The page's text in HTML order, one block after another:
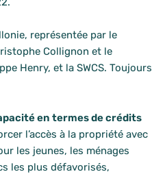
représentée par le
Collignon et le
Henry, et la SWCS. Toujours
en termes de crédits
l’accès à la propriété avec
les jeunes, les ménages
les plus défavorisés,